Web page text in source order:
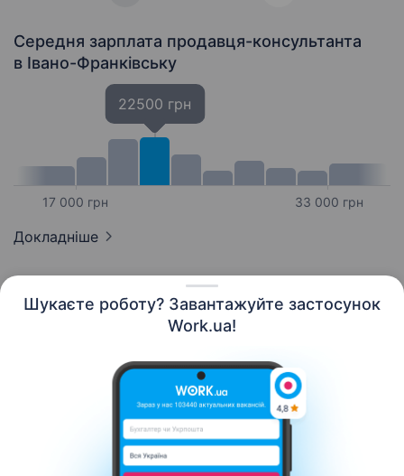
Шукаєте роботу? Завантажуйте застосунок
Work.ua!
Середня зарплата продавця-консультанта
в Івано-Франківську
17 000 грн
22500 грн
33 000 грн
Докладніше